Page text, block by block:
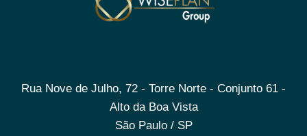
Rua Nove de Julho, 72 - Torre Norte - Conjunto 61 -
Alto da Boa Vista
São Paulo / SP